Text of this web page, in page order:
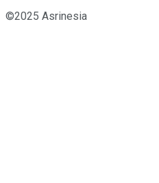
©2025 Asrinesia